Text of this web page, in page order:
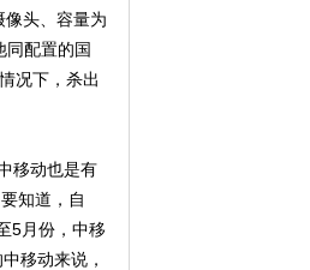
头、容量为
配置的国
况下，杀出
移动也是有
知道，自
5月份，中移
移动来说，